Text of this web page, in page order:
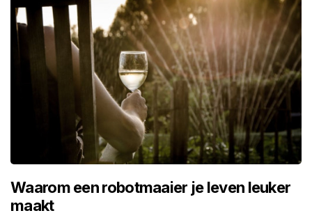
Waarom een robotmaaier je leven leuker
maakt